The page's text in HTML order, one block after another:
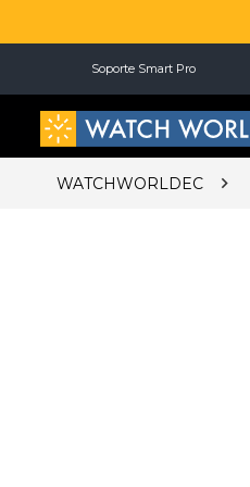
Soporte Smart Pro
WATCHWORLDEC